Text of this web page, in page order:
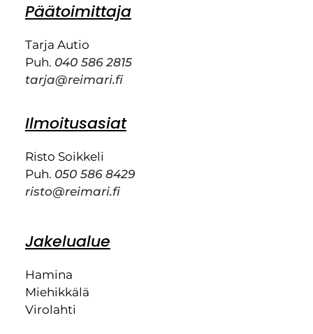
Päätoimittaja
Tarja Autio
Puh. 040 586 2815
tarja@reimari.fi
Ilmoitusasiat
Risto Soikkeli
Puh. 050 586 8429
risto@reimari.fi
Jakelualue
Hamina
Miehikkälä
Virolahti